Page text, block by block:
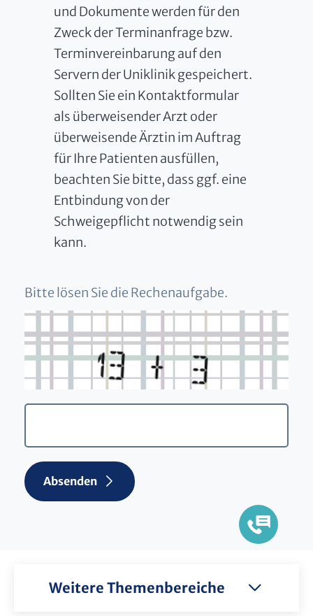
und Dokumente werden für den
Zweck der Terminanfrage bzw.
Terminvereinbarung auf den
Servern der Uniklinik gespeichert.
Sollten Sie ein Kontaktformular
als überweisender Arzt oder
überweisende Ärztin im Auftrag
für Ihre Patienten ausfüllen,
beachten Sie bitte, dass ggf. eine
Entbindung von der
Schweigepflicht notwendig sein
kann.
Bitte lösen Sie die Rechenaufgabe.
Absenden
Weitere Themenbereiche